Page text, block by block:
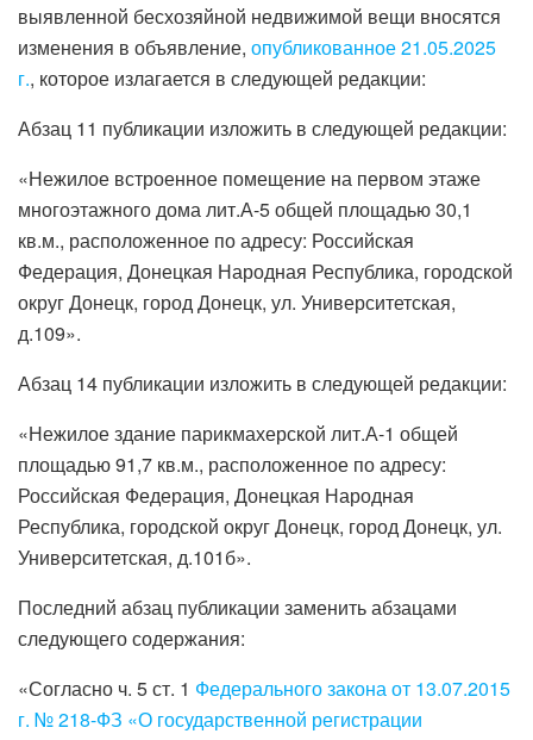
выявленной бесхозяйной недвижимой вещи вносятся
изменения в объявление, опубликованное 21.05.2025
г., которое излагается в следующей редакции:
Абзац 11 публикации изложить в следующей редакции:
«Нежилое встроенное помещение на первом этаже
многоэтажного дома лит.А-5 общей площадью 30,1
кв.м., расположенное по адресу: Российская
Федерация, Донецкая Народная Республика, городской
округ Донецк, город Донецк, ул. Университетская,
д.109».
Абзац 14 публикации изложить в следующей редакции:
«Нежилое здание парикмахерской лит.А-1 общей
площадью 91,7 кв.м., расположенное по адресу:
Российская Федерация, Донецкая Народная
Республика, городской округ Донецк, город Донецк, ул.
Университетская, д.101б».
Последний абзац публикации заменить абзацами
следующего содержания:
«Согласно ч. 5 ст. 1 Федерального закона от 13.07.2015
г. № 218-ФЗ «О государственной регистрации